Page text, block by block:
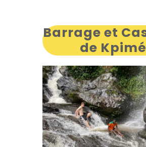
Barrage et
de Kpimé